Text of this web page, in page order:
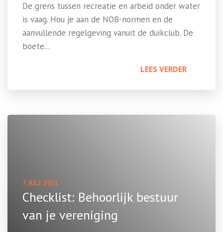
De grens tussen recreatie en arbeid onder water
is vaag. Hou je aan de NOB-normen en de
aanvullende regelgeving vanuit de duikclub. De
boete...
LEES VERDER
7 JULI 2021
Checklist: Behoorlijk bestuur
van je vereniging